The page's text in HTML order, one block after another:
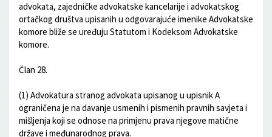
advokata, zajedničke advokatske kancelarije i advokatskog
ortačkog društva upisanih u odgovarajuće imenike Advokatske
komore bliže se uređuju Statutom i Kodeksom Advokatske
komore.
Član 28.
(1) Advokatura stranog advokata upisanog u upisnik A
ograničena je na davanje usmenih i pismenih pravnih savjeta i
mišljenja koji se odnose na primjenu prava njegove matične
države i međunarodnog prava.